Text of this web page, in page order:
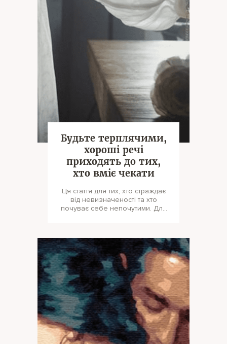
Будьте терплячими,
хороші речі
приходять до тих,
хто вміє чекати
Ця стаття для тих, хто страждає
від невизначеності та хто
почуває себе непочутими. Для